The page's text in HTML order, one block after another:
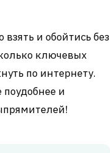
и обойтись без
ключевых
по интернету.
и